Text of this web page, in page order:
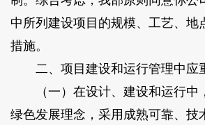
中所列建设项目的规模、工艺、地
措施。
二、项目建设和运行管理中应
（一）在设计、建设和运行中，
绿色发展理念，采用成熟可靠、技